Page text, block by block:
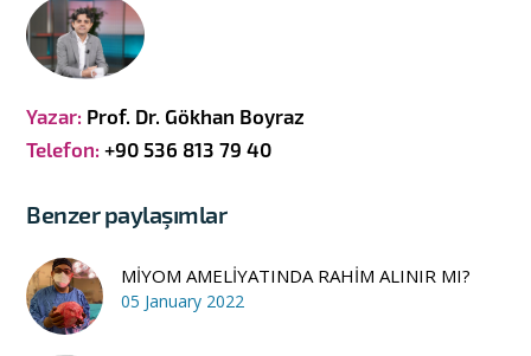
Yazar: Prof. Dr. Gökhan Boyraz
Telefon:+90 536 813 79 40
Benzer paylaşımlar
MİYOM AMELİYATINDA RAHİM ALINIR MI?
05 January 2022